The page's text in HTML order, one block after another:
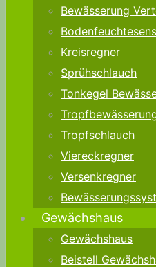
Bewässerung
Kreisregner
Sprühschlauch
Tonkegel
Tropfschlauch
Viereckregner
Versenkregner
Gewächshaus
Gewächshaus
Beistell